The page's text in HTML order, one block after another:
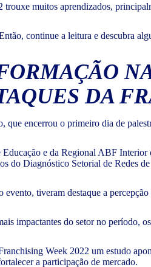
muitos aprendizados,
continue a leitura e descubra
DA
que encerrou o primeiro dia de
e da Regional ABF
do Diagnóstico Setorial de Redes
evento, tiveram destaque a percepção
impactantes do setor no período,
Week 2022 um estudo
a participação de mercado.